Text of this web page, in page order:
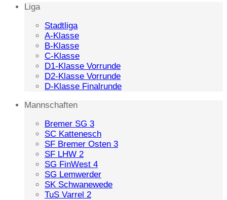
Liga
Stadtliga
A-Klasse
B-Klasse
C-Klasse
D1-Klasse Vorrunde
D2-Klasse Vorrunde
D-Klasse Finalrunde
Mannschaften
Bremer SG 3
SC Kattenesch
SF Bremer Osten 3
SF LHW 2
SG FinWest 4
SG Lemwerder
SK Schwanewede
TuS Varrel 2